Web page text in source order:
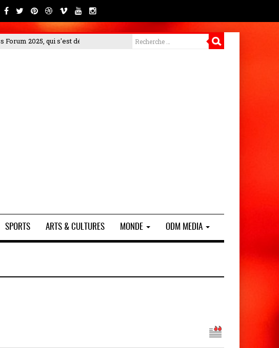
PORTEO BTP met en garde contre les arnaques et rappelle la gratuité de son
SPORTS ARTS & CULTURES MONDE ODM MEDIA